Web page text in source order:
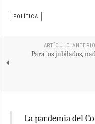
POLÍTICA
ARTÍCULO
Para los jubilados,
La pandemia del